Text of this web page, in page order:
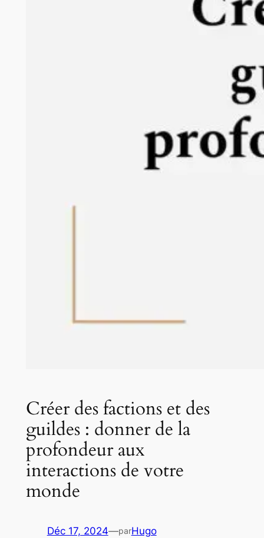
Créer des factions et des
guildes : donner de la
profondeur aux
interactions de votre
monde
Déc 17, 2024—parHugo